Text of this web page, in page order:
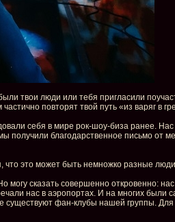
твои люди или тебя пригласили
повторят твой путь «из варяг в
себя в мире рок-шоу-биза ранее.
получили благодарственное письмо от
что это может быть немножко разные
сказать совершенно откровенно:
нас в аэропортах. И на многих
существуют фан-клубы нашей группы.